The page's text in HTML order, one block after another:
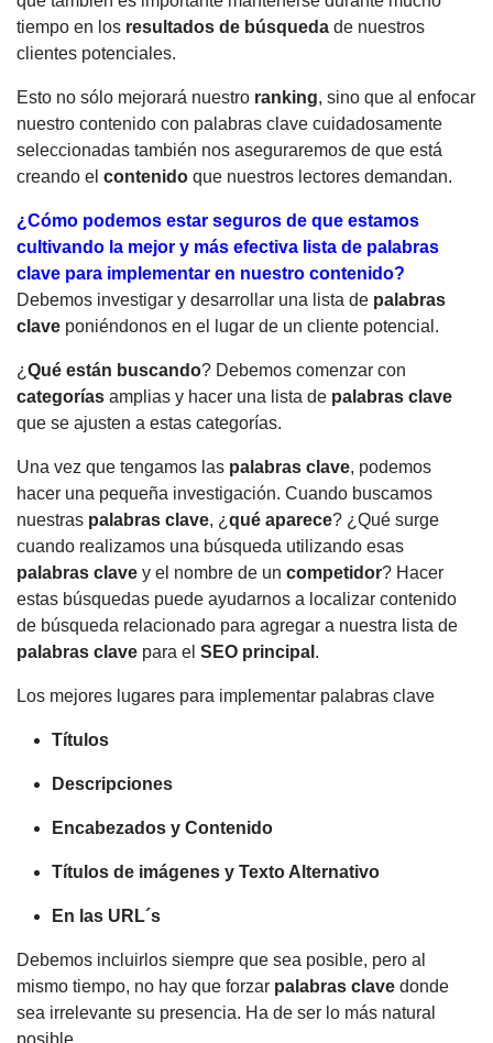
tiempo en los resultados de búsqueda de nuestros
clientes potenciales.
Esto no sólo mejorará nuestro ranking, sino que al enfocar
nuestro contenido con palabras clave cuidadosamente
seleccionadas también nos aseguraremos de que está
creando el contenido que nuestros lectores demandan.
¿Cómo podemos estar seguros de que estamos
cultivando la mejor y más efectiva lista de palabras
clave para implementar en nuestro contenido?
Debemos investigar y desarrollar una lista de palabras
clave poniéndonos en el lugar de un cliente potencial.
¿ Qué están buscando? Debemos comenzar con
categorías amplias y hacer una lista de palabras clave
que se ajusten a estas categorías.
Una vez que tengamos las palabras clave, podemos
hacer una pequeña investigación. Cuando buscamos
nuestras palabras clave, ¿ qué aparece? ¿Qué surge
cuando realizamos una búsqueda utilizando esas
palabras clave y el nombre de un competidor? Hacer
estas búsquedas puede ayudarnos a localizar contenido
de búsqueda relacionado para agregar a nuestra lista de
palabras clave para el SEO principal .
Los mejores lugares para implementar palabras clave
Títulos
Descripciones
Encabezados y Contenido
Títulos de imágenes y Texto Alternativo
En las URL´s
Debemos incluirlos siempre que sea posible, pero al
mismo tiempo, no hay que forzar palabras clave donde
sea irrelevante su presencia. Ha de ser lo más natural